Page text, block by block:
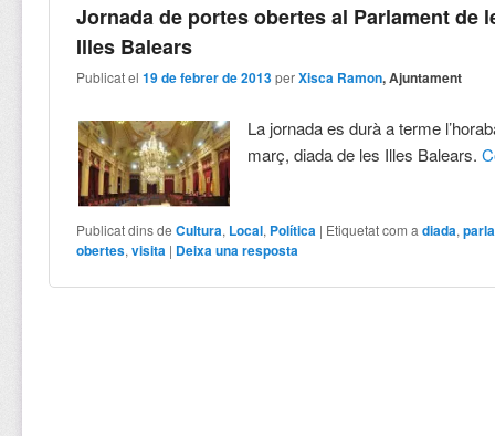
Jornada de portes obertes al Parlament de
Illes Balears
Publicat el19 de febrer de 2013 perXisca Ramon, Ajuntament
La jornada es durà a terme
març, diada de les Illes Balears.
Publicat dins de Cultura, Local, Política | Etiquetat com a diada,
obertes,visita | Deixa una resposta